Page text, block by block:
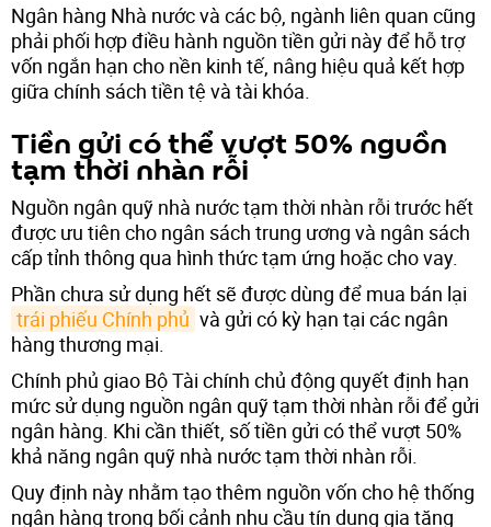
Ngân hàng Nhà nước và các bộ, ngành liên quan cũng
phải phối hợp điều hành nguồn tiền gửi này để hỗ trợ
vốn ngắn hạn cho nền kinh tế, nâng hiệu quả kết hợp
giữa chính sách tiền tệ và tài khóa.
Tiền gửi có thể vượt 50% nguồn
tạm thời nhàn rỗi
Nguồn ngân quỹ nhà nước tạm thời nhàn rỗi trước hết
được ưu tiên cho ngân sách trung ương và ngân sách
cấp tỉnh thông qua hình thức tạm ứng hoặc cho vay.
Phần chưa sử dụng hết sẽ được dùng để mua bán lại
trái phiếu Chính phủ và gửi có kỳ hạn tại các ngân
hàng thương mại.
Chính phủ giao Bộ Tài chính chủ động quyết định hạn
mức sử dụng nguồn ngân quỹ tạm thời nhàn rỗi để gửi
ngân hàng. Khi cần thiết, số tiền gửi có thể vượt 50%
khả năng ngân quỹ nhà nước tạm thời nhàn rỗi.
Quy định này nhằm tạo thêm nguồn vốn cho hệ thống
ngân hàng trong bối cảnh nhu cầu tín dụng gia tăng